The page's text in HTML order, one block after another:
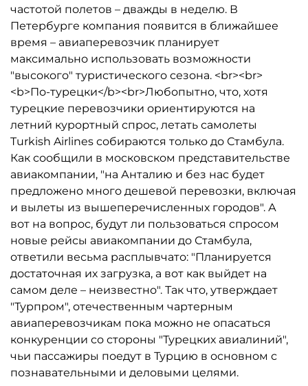
частотой полетов – дважды в неделю. В
Петербурге компания появится в ближайшее
время – авиаперевозчик планирует
максимально использовать возможности
"высокого" туристического сезона. <br><br>
<b>По-турецки</b><br>Любопытно, что, хотя
турецкие перевозчики ориентируются на
летний курортный спрос, летать самолеты
Turkish Airlines собираются только до Стамбула.
Как сообщили в московском представительстве
авиакомпании, "на Анталию и без нас будет
предложено много дешевой перевозки, включая
и вылеты из вышеперечисленных городов". А
вот на вопрос, будут ли пользоваться спросом
новые рейсы авиакомпании до Стамбула,
ответили весьма расплывчато: "Планируется
достаточная их загрузка, а вот как выйдет на
самом деле – неизвестно". Так что, утверждает
"Турпром", отечественным чартерным
авиаперевозчикам пока можно не опасаться
конкуренции со стороны "Турецких авиалиний",
чьи пассажиры поедут в Турцию в основном с
познавательными и деловыми целями.